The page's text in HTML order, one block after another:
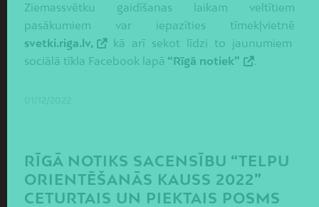
Ziemassvētku gaidīšanas laikam veltītiem
pasākumiem var iepazīties tīmekļvietnē
svetki.riga.lv,
kā arī sekot līdzi to jaunumiem
sociālā tīkla Facebook lapā “Rīgā notiek” .
RĪGĀ NOTIKS SACENSĪBU “TELPU
ORIENTĒŠANĀS KAUSS 2022”
CETURTAIS UN PIEKTAIS POSMS